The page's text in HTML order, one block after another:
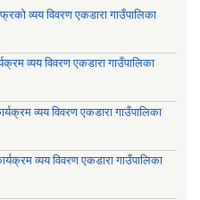
व्यय विवरण एकडारा गाउँपालिका
व्यय विवरण एकडारा गाउँपालिका
व्यय विवरण एकडारा गाउँपालिका
व्यय विवरण एकडारा गाउँपालिका